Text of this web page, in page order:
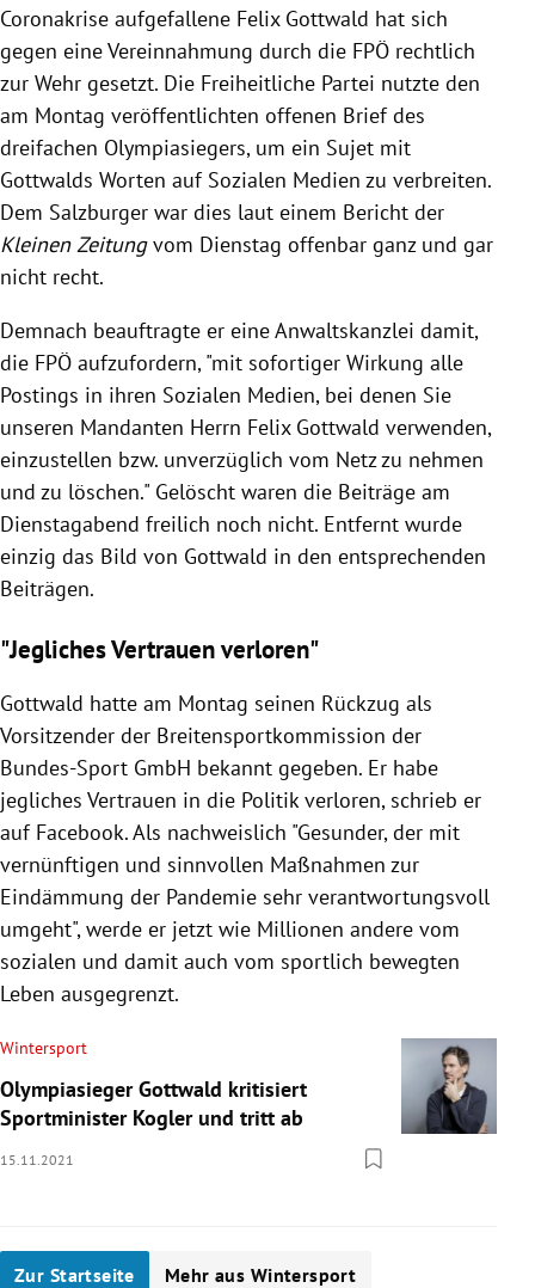
Coronakrise aufgefallene Felix Gottwald hat sich
gegen eine Vereinnahmung durch die FPÖ rechtlich
zur Wehr gesetzt. Die Freiheitliche Partei nutzte den
am Montag veröffentlichten offenen Brief des
dreifachen Olympiasiegers, um ein Sujet mit
Gottwalds Worten auf Sozialen Medien zu verbreiten.
Dem Salzburger war dies laut einem Bericht der
Kleinen Zeitungvom Dienstag offenbar ganz und gar
nicht recht.
Demnach beauftragte er eine Anwaltskanzlei damit,
die FPÖ aufzufordern, "mit sofortiger Wirkung alle
Postings in ihren Sozialen Medien, bei denen Sie
unseren Mandanten Herrn Felix Gottwald verwenden,
einzustellen bzw. unverzüglich vom Netz zu nehmen
und zu löschen." Gelöscht waren die Beiträge am
Dienstagabend freilich noch nicht. Entfernt wurde
einzig das Bild von Gottwald in den entsprechenden
Beiträgen.
"Jegliches Vertrauen verloren"
Gottwald hatte am Montag seinen Rückzug als
Vorsitzender der Breitensportkommission der
Bundes-Sport GmbH bekannt gegeben. Er habe
jegliches Vertrauen in die Politik verloren, schrieb er
auf Facebook. Als nachweislich "Gesunder, der mit
vernünftigen und sinnvollen Maßnahmen zur
Eindämmung der Pandemie sehr verantwortungsvoll
umgeht", werde er jetzt wie Millionen andere vom
sozialen und damit auch vom sportlich bewegten
Leben ausgegrenzt.
Wintersport
Olympiasieger Gottwald kritisiert
Sportminister Kogler und tritt ab
15.11.2021
Zur Startseite Mehr aus Wintersport